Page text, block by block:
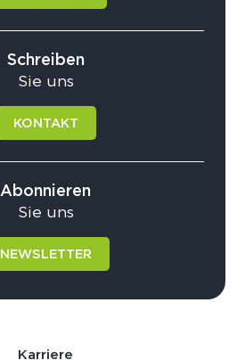
Schreiben
Sie uns
KONTAKT
Abonnieren
Sie uns
NEWSLETTER
Karriere